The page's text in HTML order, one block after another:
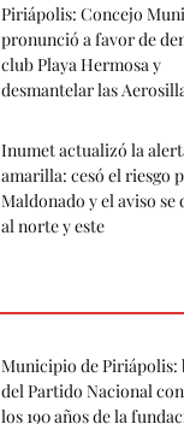
Piriápolis: Concejo
pronunció a favor de
club Playa Hermosa y
desmantelar las
Inumet actualizó la
amarilla: cesó el riesgo
Maldonado y el aviso se
al norte y este
Municipio de Piriápolis:
del Partido Nacional
los 190 años de la